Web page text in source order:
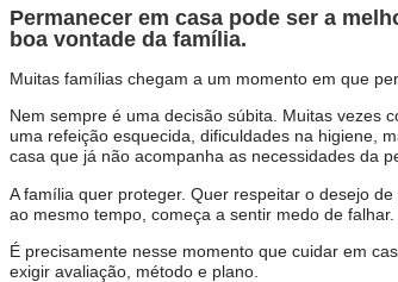
Permanecer em casa pode ser a
boa vontade da família.
Muitas famílias chegam a um momento em que
Nem sempre é uma decisão súbita. Muitas vezes
uma refeição esquecida, dificuldades na higiene,
casa que já não acompanha as necessidades da
A família quer proteger. Quer respeitar o desejo
ao mesmo tempo, começa a sentir medo de falhar.
É precisamente nesse momento que cuidar em
exigir avaliação, método e plano.